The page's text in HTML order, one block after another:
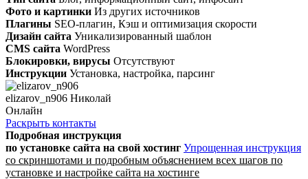
Фото и картинки Из других источников
Плагины SEO-плагин, Кэш и оптимизация скорости
Дизайн сайта Уникализированный шаблон
CMS сайта WordPress
Блокировки, вирусы Отсутствуют
Инструкции Установка, настройка, парсинг
elizarov_n906 Николай
Онлайн
Раскрыть контакты
Подробная инструкция
по установке сайта на свой хостинг Упрощенная инструкция
со скриншотами и подробным объяснением всех шагов по
установке и настройке сайта на хостинге